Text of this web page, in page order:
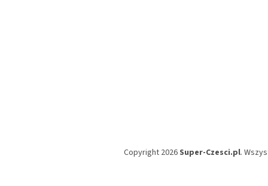
Copyright 2026Super-Czesci.pl.